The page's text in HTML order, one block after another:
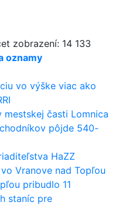
oznamy
vo výške viac ako
mestskej časti Lomnica
pôjde 540-
HaZZ
Vranove nad Topľou
pribudlo 11
staníc pre
zobrazení: 14 133